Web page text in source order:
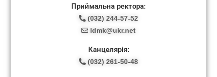
Приймальна ректора:
(032) 244-57-52
ldmk@ukr.net
Канцелярія:
(032) 261-50-48